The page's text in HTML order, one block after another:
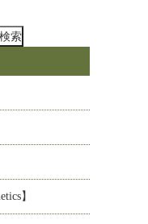
】